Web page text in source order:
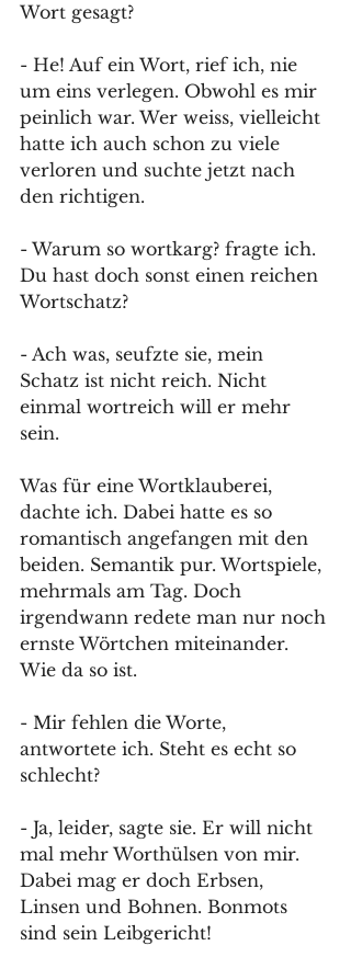
Wort gesagt?
- He! Auf ein Wort, rief ich, nie
um eins verlegen. Obwohl es mir
peinlich war. Wer weiss, vielleicht
hatte ich auch schon zu viele
verloren und suchte jetzt nach
den richtigen.
- Warum so wortkarg? fragte ich.
Du hast doch sonst einen reichen
Wortschatz?
- Ach was, seufzte sie, mein
Schatz ist nicht reich. Nicht
einmal wortreich will er mehr
sein.
Was für eine Wortklauberei,
dachte ich. Dabei hatte es so
romantisch angefangen mit den
beiden. Semantik pur. Wortspiele,
mehrmals am Tag. Doch
irgendwann redete man nur noch
ernste Wörtchen miteinander.
Wie da so ist.
- Mir fehlen die Worte,
antwortete ich. Steht es echt so
schlecht?
- Ja, leider, sagte sie. Er will nicht
mal mehr Worthülsen von mir.
Dabei mag er doch Erbsen,
Linsen und Bohnen. Bonmots
sind sein Leibgericht!